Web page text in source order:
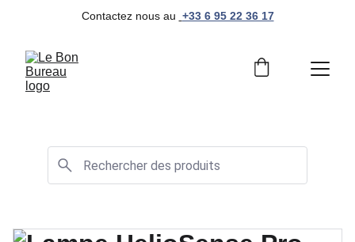
Contactez nous au +33 6 95 22 36 17